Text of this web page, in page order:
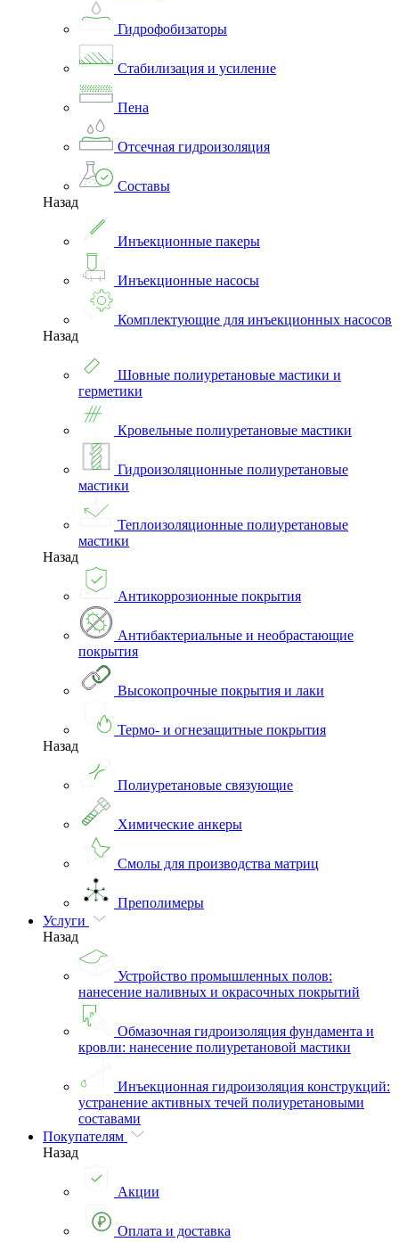
Гидрофобизаторы
Стабилизация и усиление
Пена
Отсечная гидроизоляция
Составы
Назад
Инъекционные пакеры
Инъекционные насосы
Комплектующие для инъекционных насосов
Назад
Шовные полиуретановые мастики и
герметики
Кровельные полиуретановые мастики
Гидроизоляционные полиуретановые
мастики
Теплоизоляционные полиуретановые
мастики
Назад
Антикоррозионные покрытия
Антибактериальные и необрастающие
покрытия
Высокопрочные покрытия и лаки
Термо- и огнезащитные покрытия
Назад
Полиуретановые связующие
Химические анкеры
Смолы для производства матриц
Преполимеры
Услуги
Назад
Устройство промышленных полов:
нанесение наливных и окрасочных покрытий
Обмазочная гидроизоляция фундамента и
кровли: нанесение полиуретановой мастики
Инъекционная гидроизоляция конструкций:
устранение активных течей полиуретановыми
составами
Покупателям
Назад
Акции
Оплата и доставка